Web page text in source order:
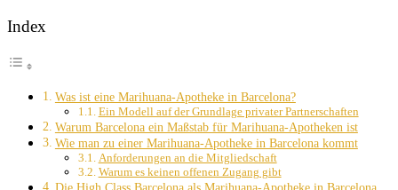
Index
Was ist eine Marihuana-Apotheke in Barcelona?
Ein Modell auf der Grundlage privater Partnerschaften
Warum Barcelona ein Maßstab für Marihuana-Apotheken ist
Wie man zu einer Marihuana-Apotheke in Barcelona kommt
Anforderungen an die Mitgliedschaft
Warum es keinen offenen Zugang gibt